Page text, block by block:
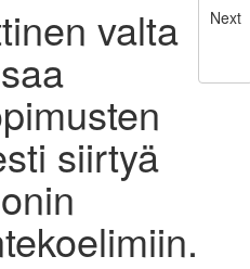
valta
siirtyä
Next